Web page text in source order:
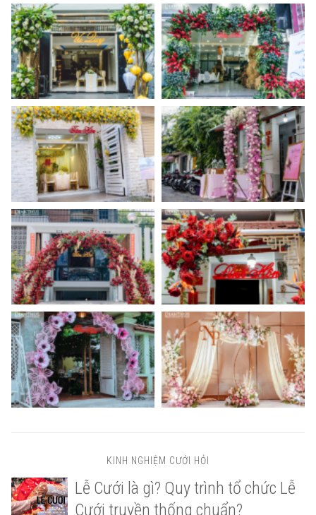
KINH NGHIỆM CƯỚI HỎI
Lễ Cưới là gì? Quy trình tổ chức Lễ
Cưới truyền thống chuẩn?